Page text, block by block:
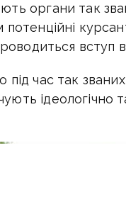
органи так
вступ
час так званих
ідеологічно